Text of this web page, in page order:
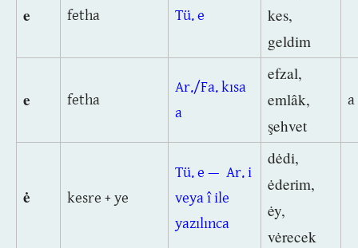
e fetha Tü. e
kes,
geldim
e fetha
Ar./Fa. kısa
a
efzal,
emlâk,
şehvet
a
ė kesre + ye
Tü. e — Ar. i
veya î ile
yazılınca
dėdi,
ėderim,
ėy,
vėrecek